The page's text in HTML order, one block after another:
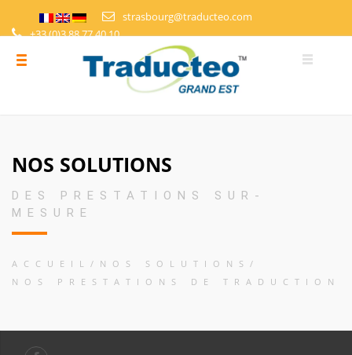
strasbourg@traducteo.com
+33 (0)3 88 77 40 10
DEMANDE DE DEVIS
ESPACE PERSONNEL
NOS SOLUTIONS
DES PRESTATIONS SUR-
MESURE
ACCUEIL
NOS SOLUTIONS
NOS PRESTATIONS DE TRADUCTION